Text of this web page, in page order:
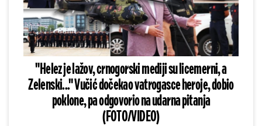
"Helez je lažov, crnogorski mediji su licemerni, a
Zelenski..." Vučić dočekao vatrogasce heroje, dobio
poklone, pa odgovorio na udarna pitanja
(FOTO/VIDEO)